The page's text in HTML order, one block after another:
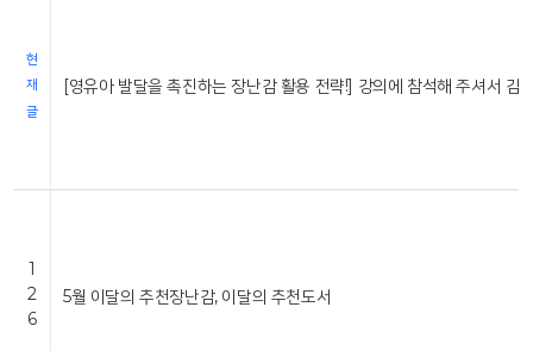
현
재
글
[영유아 발달을 촉진하는 장난감 활용 전략!] 강의에 참석해 주셔서 감
1
2
6
5월 이달의 추천장난감, 이달의 추천도서